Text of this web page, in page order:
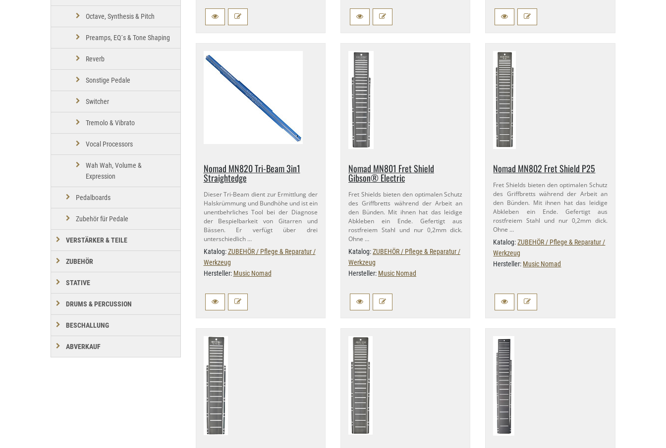
Nomad MN820 Tri-​Beam 3in1
Straightedge
Dieser Tri-​Beam dient zur Ermittlung der
Halskrümmung und Bundhöhe und ist ein
unentbehrliches Tool bei der Diagnose
der Bespielbarkeit von Gitarren und
Bässen. Er verfügt über drei
unterschiedlich …
Katalog:ZUBEHÖR / Pflege & Reparatur /
Werkzeug
Hersteller: Music Nomad
Nomad MN801 Fret Shield
Gibson® Electric
Fret Shields bieten den optimalen Schutz
des Griffbretts während der Arbeit an
den Bünden. Mit ihnen hat das leidige
Abkleben ein Ende. Gefertigt aus
rostfreiem Stahl und nur 0,​2mm dick.
Ohne …
Katalog:ZUBEHÖR / Pflege & Reparatur /
Werkzeug
Hersteller: Music Nomad
Nomad MN802 Fret Shield P25
Fret Shields bieten den optimalen Schutz
des Griffbretts während der Arbeit an
den Bünden. Mit ihnen hat das leidige
Abkleben ein Ende. Gefertigt aus
rostfreiem Stahl und nur 0,​2mm dick.
Ohne …
Katalog:ZUBEHÖR / Pflege & Reparatur /
Werkzeug
Hersteller: Music Nomad
Octave, Synthesis & Pitch
Preamps, EQ´s & Tone Shaping
Reverb
Sonstige Pedale
Switcher
Tremolo & Vibrato
Vocal Processors
Wah Wah, Volume &
Expression
Pedalboards
Zubehör für Pedale
VERSTÄRKER & TEILE
ZUBEHÖR
STATIVE
DRUMS & PERCUSSION
BESCHALLUNG
ABVERKAUF